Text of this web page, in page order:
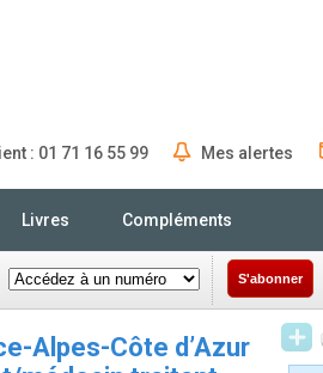
: 01 71 16 55 99 Mes alertes
Livres Compléments
S'abonner
Alpes-Côte d’Azur